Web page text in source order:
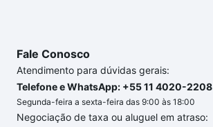
Fale Conosco
Atendimento para dúvidas gerais:
Telefone e WhatsApp: +55 11 4020-2208
Segunda-feira a sexta-feira das 9:00 às 18:00
Negociação de taxa ou aluguel em atraso: